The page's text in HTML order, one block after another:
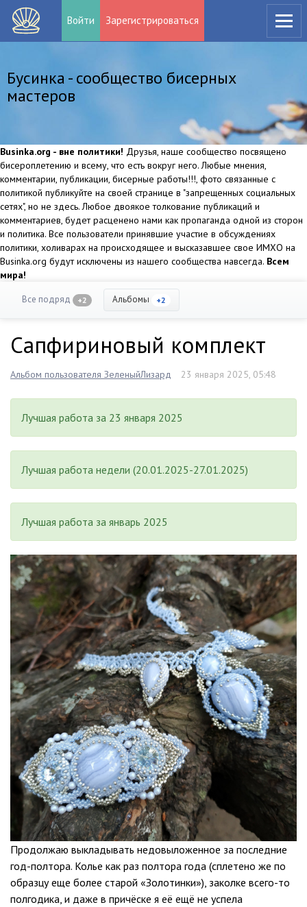
Войти Зарегистрироваться
Бусинка - сообщество бисерных
мастеров
Businka.org - вне политики! Друзья, наше сообщество посвящено
бисероплетению и всему, что есть вокруг него. Любые мнения,
комментарии, публикации, бисерные работы!!!, фото связанные с
политикой публикуйте на своей странице в "запрещенных социальных
сетях", но не здесь. Любое двоякое толкование публикаций и
комментариев, будет расценено нами как пропаганда одной из сторон
и политика. Все пользователи принявшие участие в обсуждениях
политики, холиварах на происходящее и высказавшее свое ИМХО на
Businka.org будут исключены из нашего сообщества навсегда. Всем
мира!
Все подряд +2 Альбомы +2
Сапфириновый комплект
Альбом пользователя ЗеленыйЛизард 23 января 2025, 05:48
Лучшая работа за 23 января 2025
Лучшая работа недели (20.01.2025-27.01.2025)
Лучшая работа за январь 2025
Продолжаю выкладывать недовыложенное за последние
год-полтора. Колье как раз полтора года (сплетено же по
образцу еще более старой «Золотинки»), заколке всего-то
полгодика, и даже в причёске я её ещё не успела